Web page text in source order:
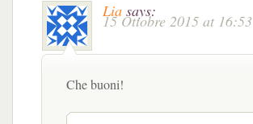
Lia says:
15 Ottobre 2015 at 16:53
Che buoni!